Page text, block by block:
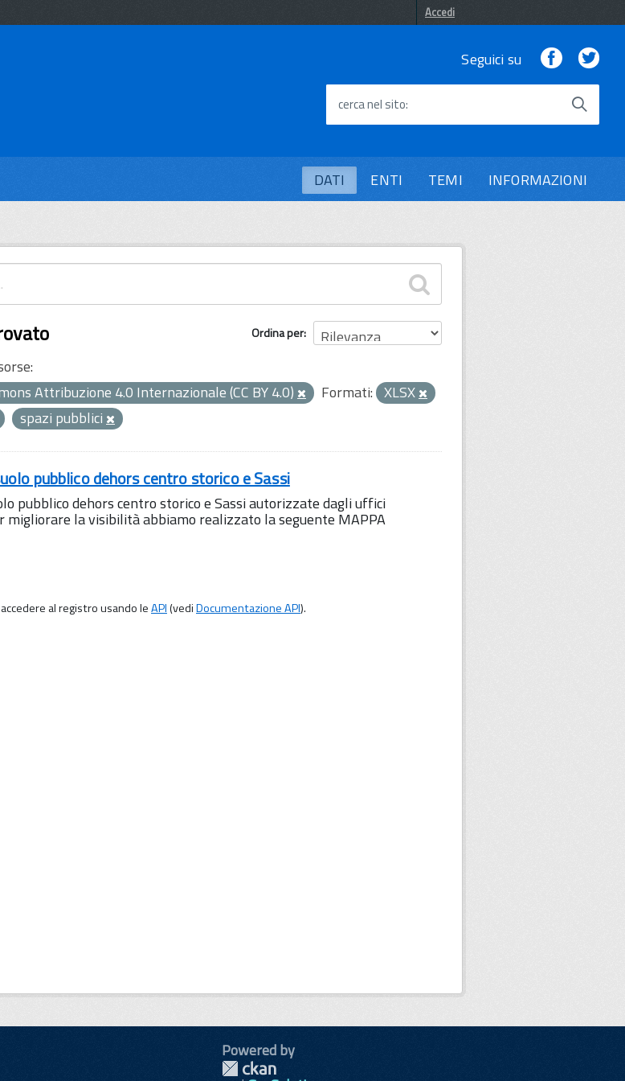
Accedi
Seguici su Facebook
cerca nel sito
DATI ENTI TEMI INFORMAZIONI
Ordina per
Attribuzione 4.0 Internazionale (CC BY 4.0)
Formati: XLSX
spazi pubblici
pubblico dehors centro storico e Sassi
pubblico dehors centro storico e Sassi autorizzate dagli uffici
migliorare la visibilità abbiamo realizzato la seguente MAPPA
al registro usando leAPI(vediDocumentazione API).
Powered by